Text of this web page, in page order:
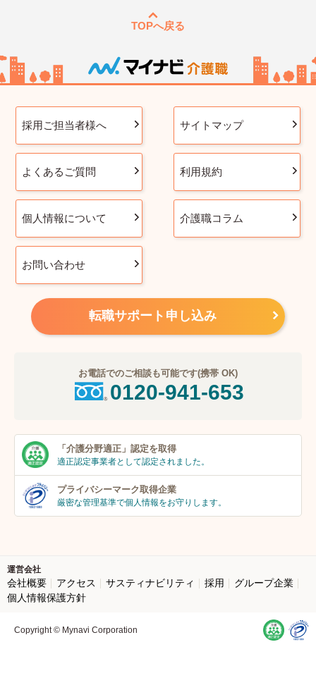
TOPへ戻る
採用ご担当者様へ サイトマップ
よくあるご質問 利用規約
個人情報について 介護職コラム
お問い合わせ
転職サポート申し込み
お電話でのご相談も可能です(携帯 OK)
0120-941-653
「介護分野適正」 認定を取得
適正認定事業者として認定されました。
プライバシーマーク取得企業
厳密な管理基準で個人情報をお守りします。
運営会社
会社概要 アクセス サスティナビリティ 採用
グループ企業
個人情報保護方針
Copyright © Mynavi Corporation